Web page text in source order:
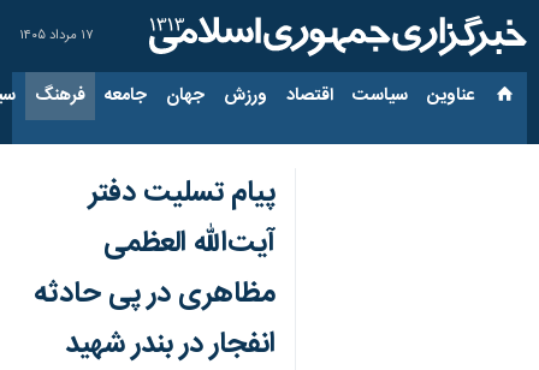
۱۷ مرداد ۱۴۰۵
عناوین‌ سیاست اقتصاد ورزش جهان جامعه فرهنگ
پیام تسلیت دفتر
آیت‌الله العظمی
مظاهری در پی حادثه
انفجار در بندر شهید